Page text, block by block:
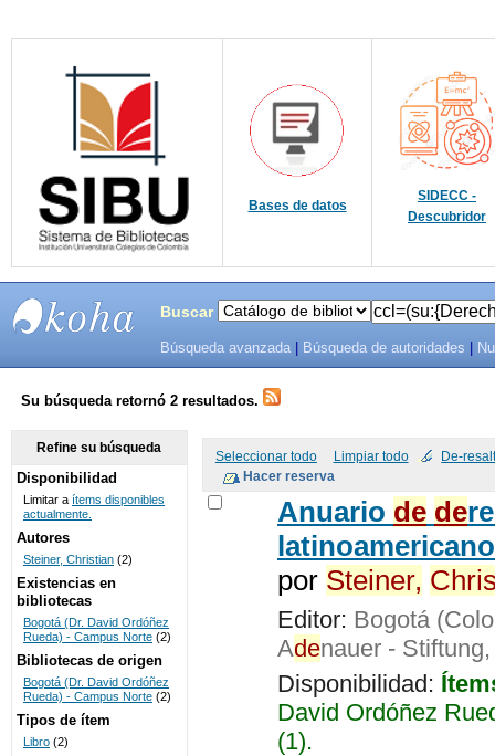
Bases de datos
SIDECC -
Descubridor
SISTEMAS
DE
BIBLIOTECAS
UNICOC
Buscar
Búsqueda avanzada Búsqueda de autoridades
Su búsqueda retornó 2 resultados.
Seleccionar todo Limpiar todo De-
Anuario de de
por Steiner,
Editor: Bogotá
Adenauer -
Disponibilidad:
David Ordóñez
(1).
Refine su búsqueda
Disponibilidad
Limitar a ítems disponibles
actualmente.
Autores
Steiner, Christian (2)
Existencias en
bibliotecas
Bogotá (Dr. David Ordóñez
Rueda) - Campus Norte (2)
Bibliotecas de origen
Bogotá (Dr. David Ordóñez
Rueda) - Campus Norte (2)
Tipos de ítem
Libro (2)